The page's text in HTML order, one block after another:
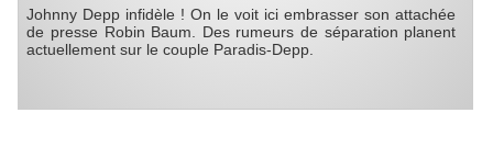
Johnny Depp infidèle ! On le voit ici embrasser son attachée
de presse Robin Baum. Des rumeurs de séparation planent
actuellement sur le couple Paradis-Depp.